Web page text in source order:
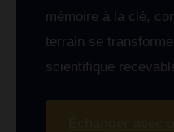
mémoire à la clé,
terrain se
scientifique